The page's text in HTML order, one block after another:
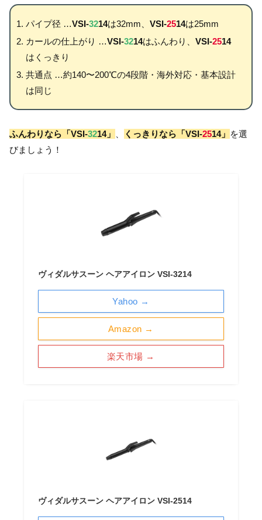
パイプ径 …VSI-3214は32mm、 VSI-2514は25mm
カールの仕上がり …VSI-3214はふんわり、 VSI-2514
はくっきり
共通点 …約140〜200℃の4段階・海外対応・基本設計
は同じ
ふんわりなら「VSI-3214」 くっきりなら「VSI-2514」 を選
びましょう！
ヴィダルサスーン ヘアアイロン VSI-3214
Amazon →
楽天市場 →
Yahoo →
ヴィダルサスーン ヘアアイロン VSI-2514